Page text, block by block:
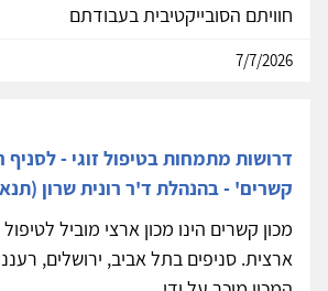
חוויתם הסובייקטיבית בעבודתם
7/7/2026
דרושות מתמחות בטיפול זוגי - לסניף
קשרים' - בהנהלת ד'ר רונית שרון
מכון קשרים הינו מכון ארצי מוביל
ארצית. סניפים בתל אביב, ירושלים,